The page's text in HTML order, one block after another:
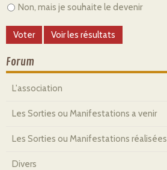
Non, mais je souhaite le devenir
Forum
L'association
Les Sorties ou Manifestations a venir
Les Sorties ou Manifestations réalisées
Divers